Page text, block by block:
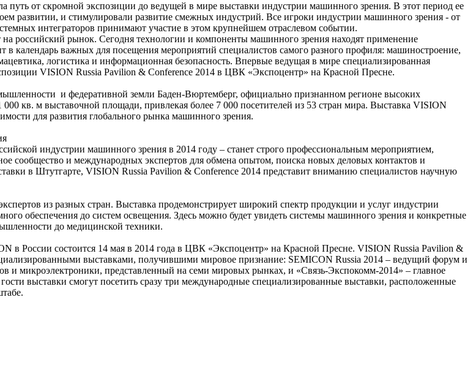
путь от скромной экспозиции до ведущей в мире выставки индустрии машинного зрения. В этот период ее
развитии, и стимулировали развитие смежных индустрий. Все игроки индустрии машинного зрения - от
интеграторов принимают участие в этом крупнейшем отраслевом событии.
российский рынок. Сегодня технологии и компоненты машинного зрения находят применение
календарь важных для посещения мероприятий специалистов самого разного профиля: машиностроение,
логистика и информационная безопасность. Впервые ведущая в мире специализированная
VISION Russia Pavilion & Conference 2014 в ЦВК «Экспоцентр» на Красной Пресне.
и федеративной земли Баден-Вюртемберг, официально признанном регионе высоких
кв. м выставочной площади, привлекая более 7 000 посетителей из 53 стран мира. Выставка VISION
для развития глобального рынка машинного зрения.
индустрии машинного зрения в 2014 году – станет строго профессиональным мероприятием,
сообщество и международных экспертов для обмена опытом, поиска новых деловых контактов и
в Штутгарте, VISION Russia Pavilion & Conference 2014 представит вниманию специалистов научную
из разных стран. Выставка продемонстрирует широкий спектр продукции и услуг индустрии
обеспечения до систем освещения. Здесь можно будет увидеть системы машинного зрения и конкретные
до медицинской техники.
в России состоится 14 мая в 2014 года в ЦВК «Экспоцентр» на Красной Пресне. VISION Russia Pavilion &
выставками, получившими мировое признание: SEMICON Russia 2014 – ведущий форум и
и микроэлектроники, представленный на семи мировых рынках, и «Связь-Экспокомм-2014» – главное
выставки смогут посетить сразу три международные специализированные выставки, расположенные